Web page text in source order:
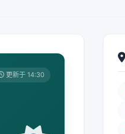
更新于 14:30